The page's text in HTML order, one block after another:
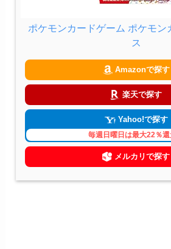
ポケモンカードゲーム ポケモン
ス
Amazonで探す
楽天で探す
Yahoo!で探す
毎週日曜日は最大22％還
メルカリで探す